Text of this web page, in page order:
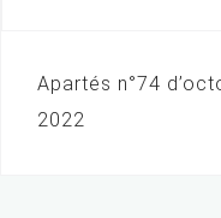
N
Apartés n°74
2022